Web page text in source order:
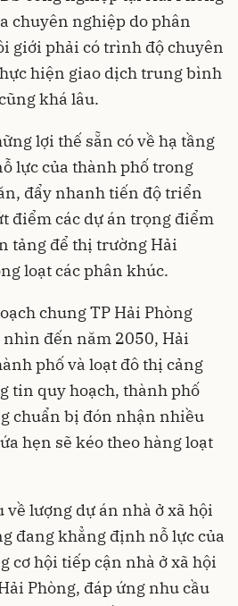
chuyên nghiệp do phân
giới phải có trình độ chuyên
hiện giao dịch trung bình
khá lâu.
lợi thế sẵn có về hạ tầng
lực của thành phố trong
đẩy nhanh tiến độ triển
điểm các dự án trọng điểm
tảng để thị trường Hải
loạt các phân khúc.
chung TP Hải Phòng
đến năm 2050, Hải
phố và loạt đô thị cảng
tin quy hoạch, thành phố
chuẩn bị đón nhận nhiều
hẹn sẽ kéo theo hàng loạt
lượng dự án nhà ở xã hội
đang khẳng định nỗ lực của
cơ hội tiếp cận nhà ở xã hội
Phòng, đáp ứng nhu cầu